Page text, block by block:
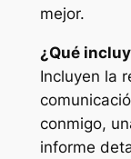
mejor.
¿Qué
Incluyen la
conmigo,
informe